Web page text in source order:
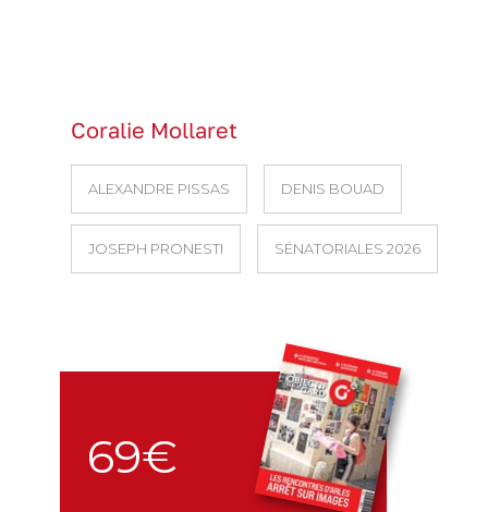
Coralie Mollaret
ALEXANDRE PISSAS DENIS BOUAD
JOSEPH PRONESTI SÉNATORIALES 2026
69€